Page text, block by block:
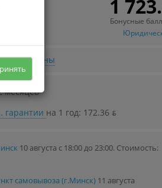
кредит
ƃ/мec.
1
Бонусные
цены
месяцев
гарантии на 1 год: 172.36 ƃ
10 августа с 18:00 до 23:00. Стоимость:
самовывоза (г.Минск)11 августа